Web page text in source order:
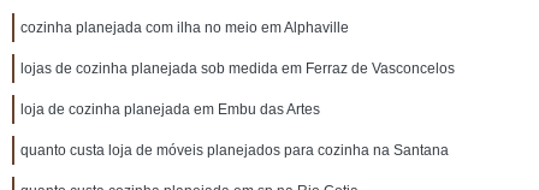
cozinha planejada com ilha no meio em Alphaville
lojas de cozinha planejada sob medida em Ferraz de Vasconcelos
loja de cozinha planejada em Embu das Artes
quanto custa loja de móveis planejados para cozinha na Santana